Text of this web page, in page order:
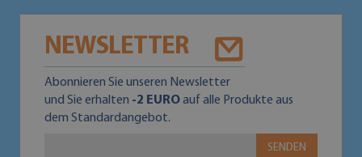
NEWSLETTER
Abonnieren Sie unseren Newsletter
und Sie erhalten -2 EUROauf alle Produkte aus
dem Standardangebot.
SENDEN